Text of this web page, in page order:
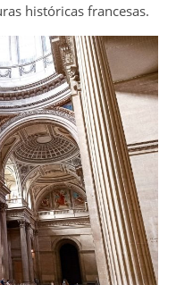
históricas francesas.